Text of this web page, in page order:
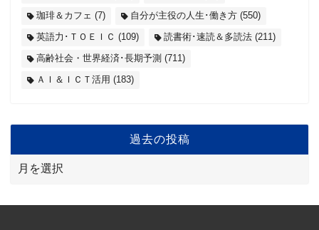
珈琲＆カフェ (7) 自分が主役の人生･働き方 (550)
英語力･ＴＯＥＩＣ (109) 読書術･速読＆多読法 (211)
高齢社会・世界経済･長期予測 (711)
ＡＩ＆ＩＣＴ活用 (183)
過去の投稿